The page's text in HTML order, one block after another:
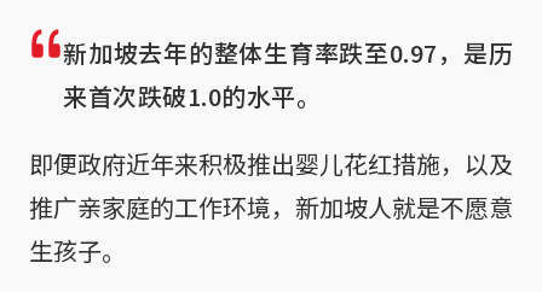
新加坡去年的整体生育率跌至0.97，是历
来首次跌破1.0的水平。
即便政府近年来积极推出婴儿花红措施，以及
推广亲家庭的工作环境，新加坡人就是不愿意
生孩子。